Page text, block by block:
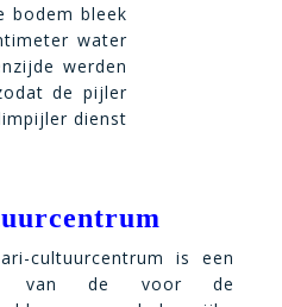
bodem bleek
water
werden
de pijler
dienst
cultuurcentrum is een
van de voor de